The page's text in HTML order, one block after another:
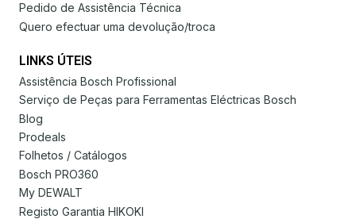
Pedido de Assistência Técnica
Quero efectuar uma devolução/troca
LINKS ÚTEIS
Assistência Bosch Profissional
Serviço de Peças para Ferramentas Eléctricas Bosch
Blog
Prodeals
Folhetos / Catálogos
Bosch PRO360
My DEWALT
Registo Garantia HIKOKI